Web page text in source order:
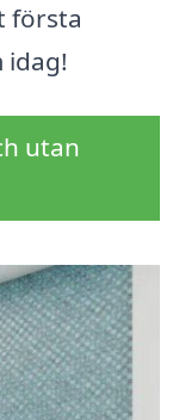
första
utan